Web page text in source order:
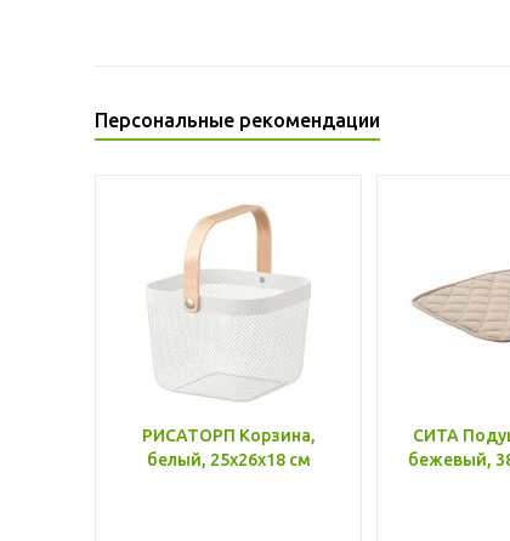
Персональные рекомендации
РИСАТОРП Корзина,
белый, 25x26x18 см
СИТА
бежевый,